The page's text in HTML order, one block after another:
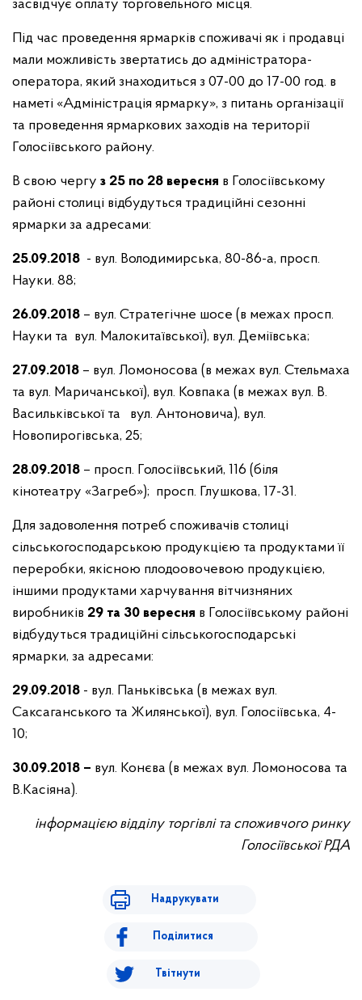
засвідчує оплату торговельного місця.
Під час проведення ярмарків споживачі як і продавці
мали можливість звертатись до адміністратора-
оператора, який знаходиться з 07-00 до 17-00 год. в
наметі «Адміністрація ярмарку», з питань організації
та проведення ярмаркових заходів на території
Голосіївського району.
В свою чергу з 25 по 28 вересня в Голосіївському
районі столиці відбудуться традиційні сезонні
ярмарки за адресами:
25.09.2018 - вул. Володимирська, 80-86-а, просп.
Науки. 88;
26.09.2018 – вул. Стратегічне шосе (в межах просп.
Науки та вул. Малокитаївської), вул. Деміївська;
27.09.2018 – вул. Ломоносова (в межах вул. Стельмаха
та вул. Маричанської), вул. Ковпака (в межах вул. В.
Васильківської та вул. Антоновича), вул.
Новопирогівська, 25;
28.09.2018 – просп. Голосіївський, 116 (біля
кінотеатру «Загреб»); просп. Глушкова, 17-31.
Для задоволення потреб споживачів столиці
сільськогосподарською продукцією та продуктами її
переробки, якісною плодоовочевою продукцією,
іншими продуктами харчування вітчизняних
виробників 29 та 30 вересня в Голосіївському районі
відбудуться традиційні сільськогосподарські
ярмарки, за адресами:
29.09.2018 - вул. Паньківська (в межах вул.
Саксаганського та Жилянської), вул. Голосіївська, 4-
10;
30.09.2018 – вул. Конєва (в межах вул. Ломоносова та
В.Касіяна).
інформацією відділу торгівлі та споживчого ринку
Голосіївської РДА
Надрукувати
Поділитися
Твітнути